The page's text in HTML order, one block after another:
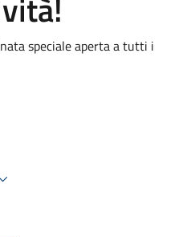
speciale aperta a tutti i